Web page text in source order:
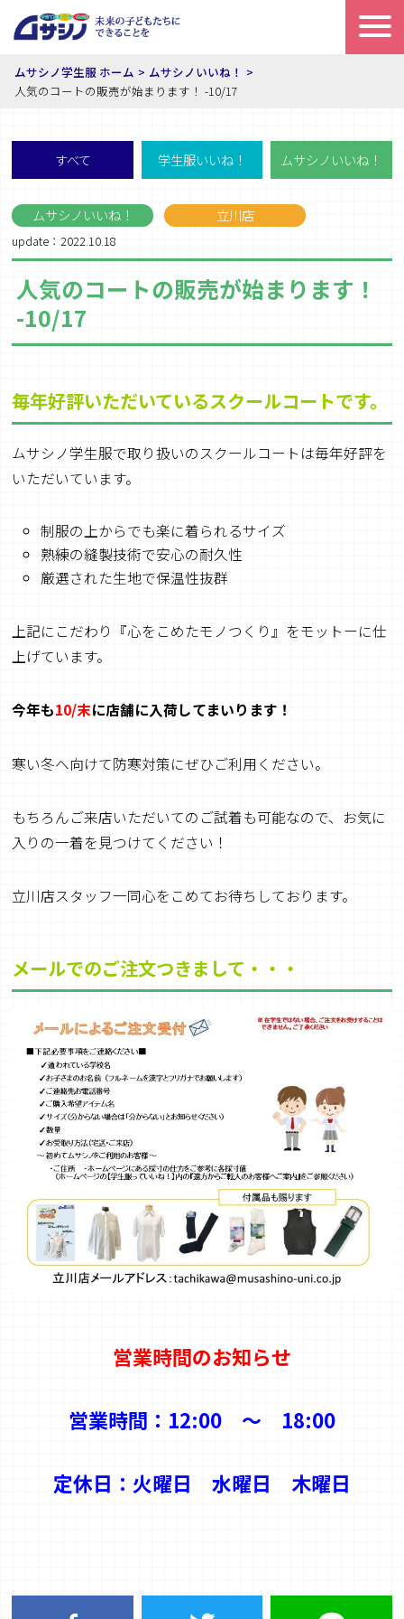
ムサシノ学生服 ホーム
ムサシノいいね！
人気のコートの販売が始まります！ -10/17
すべて 学生服いいね！ ムサシノいいね！
ムサシノいいね！ 立川店
update：2022.10.18
人気のコートの販売が始まります！
-10/17
毎年好評いただいているスクールコートです。
ムサシノ学生服で取り扱いのスクールコートは毎年好評を
いただいています。
制服の上からでも楽に着られるサイズ
熟練の縫製技術で安心の耐久性
厳選された生地で保温性抜群
上記にこだわり『心をこめたモノつくり』をモットーに仕
上げています。
今年も10/末に店舗に入荷してまいります！
寒い冬へ向けて防寒対策にぜひご利用ください。
もちろんご来店いただいてのご試着も可能なので、お気に
入りの一着を見つけてください！
立川店スタッフ一同心をこめてお待ちしております。
メールでのご注文つきまして ・・・
営業時間のお知らせ
営業時間：12:00 ～ 18:00
定休日：火曜日 水曜日 木曜日